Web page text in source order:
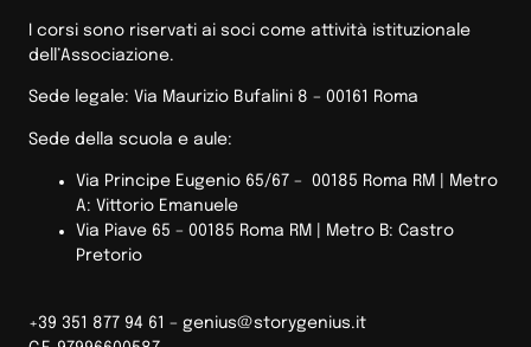
I corsi sono riservati ai soci come attività istituzionale
dell’Associazione.
Sede legale: Via Maurizio Bufalini 8 – 00161 Roma
Sede della scuola e aule:
Via Principe Eugenio 65/67 – 00185 Roma RM |
Metro
A: Vittorio Emanuele
Via Piave 65 – 00185 Roma RM | Metro B: Castro
Pretorio
+39 351 877 94 61 – genius@storygenius.it